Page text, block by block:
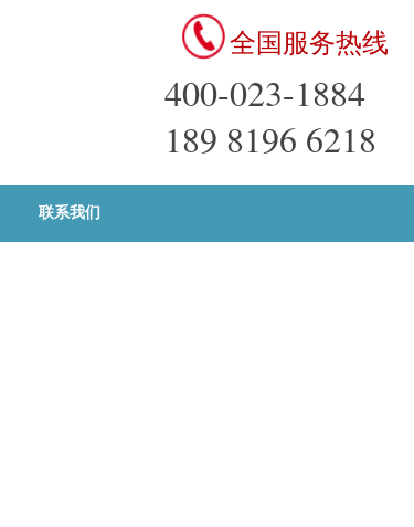
全国服务热线
400-023-1884
189 8196 6218
联系我们